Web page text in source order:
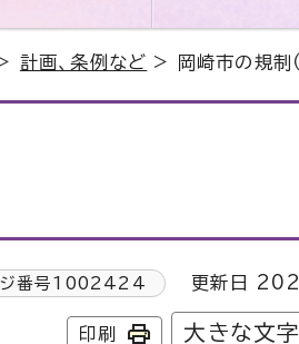
計画、条例など > 岡崎市の規制
番号1002424 更新日
印刷 大きな文